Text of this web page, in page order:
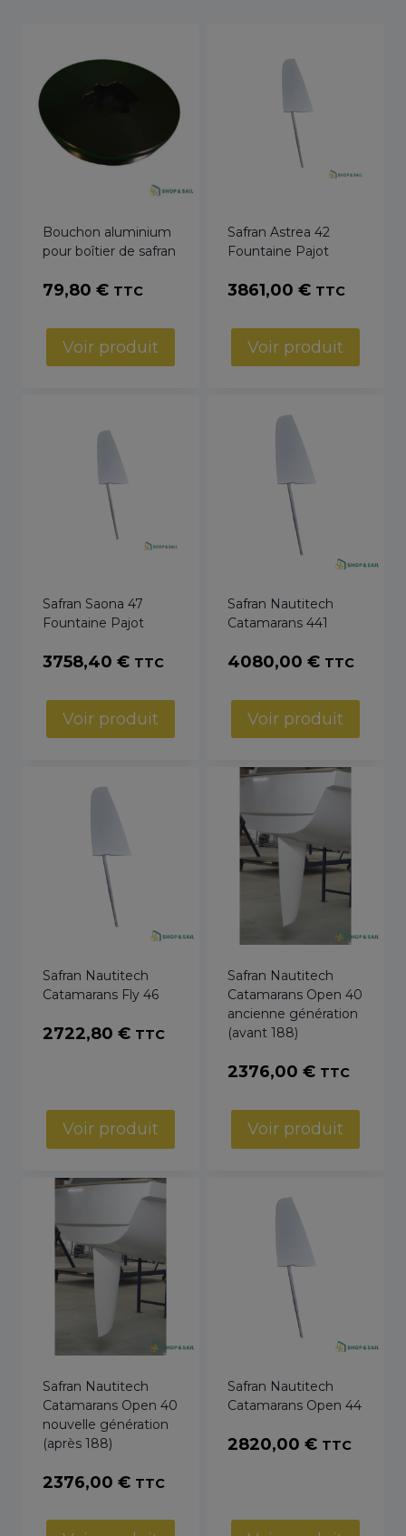
Bouchon aluminium
pour boîtier de safran
79,80 € TTC
Voir produit
Safran Astrea 42
Fountaine Pajot
3861,00 € TTC
Voir produit
Safran Saona 47
Fountaine Pajot
3758,40 € TTC
Voir produit
Safran Nautitech
Catamarans 441
4080,00 € TTC
Voir produit
Safran Nautitech
Catamarans Fly 46
2722,80 € TTC
Voir produit
Safran Nautitech
Catamarans Open 40
ancienne génération
(avant 188)
2376,00 € TTC
Voir produit
Safran Nautitech
Catamarans Open 40
nouvelle génération
(après 188)
2376,00 € TTC
Safran Nautitech
Catamarans Open 44
2820,00 € TTC